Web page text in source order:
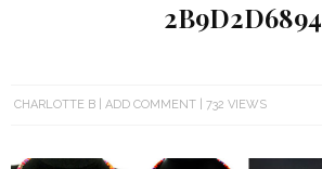
2B9D2D6894
CHARLOTTE B ADD COMMENT 732 VIEWS